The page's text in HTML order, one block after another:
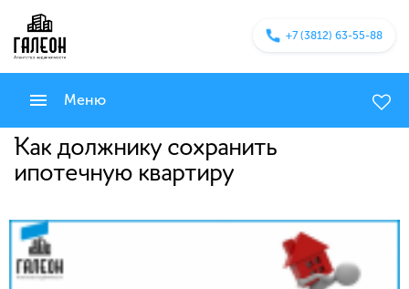
+7 (3812) 63-55-88
Меню
Как должнику сохранить
ипотечную квартиру